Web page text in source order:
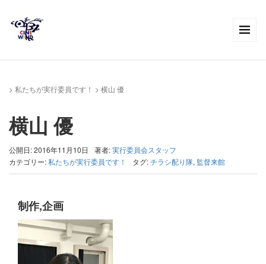
> 私たちが実行委員です！ > 横山 優
横山 優
公開日: 2016年11月10日 著者:実行委員会スタッフ
カテゴリー:私たちが実行委員です！ タグ:チラシ配り隊, 監督来館
制作,企画